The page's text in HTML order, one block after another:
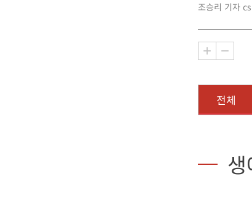
조승리 기자
전체